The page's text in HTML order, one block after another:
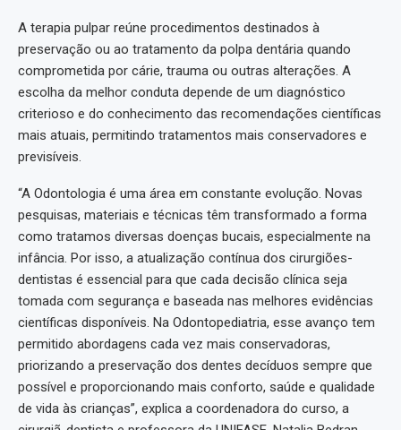
A terapia pulpar reúne procedimentos destinados à
preservação ou ao tratamento da polpa dentária quando
comprometida por cárie, trauma ou outras alterações. A
escolha da melhor conduta depende de um diagnóstico
criterioso e do conhecimento das recomendações científicas
mais atuais, permitindo tratamentos mais conservadores e
previsíveis.
“A Odontologia é uma área em constante evolução. Novas
pesquisas, materiais e técnicas têm transformado a forma
como tratamos diversas doenças bucais, especialmente na
infância. Por isso, a atualização contínua dos cirurgiões-
dentistas é essencial para que cada decisão clínica seja
tomada com segurança e baseada nas melhores evidências
científicas disponíveis. Na Odontopediatria, esse avanço tem
permitido abordagens cada vez mais conservadoras,
priorizando a preservação dos dentes decíduos sempre que
possível e proporcionando mais conforto, saúde e qualidade
de vida às crianças”, explica a coordenadora do curso, a